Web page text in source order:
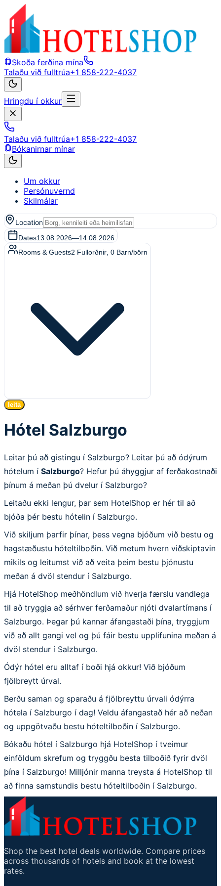
Skoða ferðina mína
Talaðu við fulltrúa+1 858-222-4037
Hringdu í okkur
Talaðu við fulltrúa+1 858-222-4037
Bókanirnar mínar
Um okkur
Persónuvernd
Skilmálar
Location
Dates13.08.2026—14.08.2026
Rooms & Guests2 Fullorðnir 0 Barn/börn
leita
Hótel Salzburgo
Leitar þú að gistingu í Salzburgo? Leitar þú að ódýrum
hótelum í Salzburgo? Hefur þú áhyggjur af ferðakostnaði
þínum á meðan þú dvelur í Salzburgo?
Leitaðu ekki lengur, þar sem HotelShop er hér til að
bjóða þér bestu hótelin í Salzburgo.
Við skiljum þarfir þínar, þess vegna bjóðum við bestu og
hagstæðustu hóteltilboðin. Við metum hvern viðskiptavin
mikils og leitumst við að veita þeim bestu þjónustu
meðan á dvöl stendur í Salzburgo.
Hjá HotelShop meðhöndlum við hverja færslu vandlega
til að tryggja að sérhver ferðamaður njóti dvalartímans í
Salzburgo. Þegar þú kannar áfangastaði þína, tryggjum
við að allt gangi vel og þú fáir bestu upplifunina meðan á
dvöl stendur í Salzburgo.
Ódýr hótel eru alltaf í boði hjá okkur! Við bjóðum
fjölbreytt úrval.
Berðu saman og sparaðu á fjölbreyttu úrvali ódýrra
hótela í Salzburgo í dag! Veldu áfangastað hér að neðan
og uppgötvaðu bestu hóteltilboðin í Salzburgo.
Bókaðu hótel í Salzburgo hjá HotelShop í tveimur
einföldum skrefum og tryggðu besta tilboðið fyrir dvöl
þína í Salzburgo! Milljónir manna treysta á HotelShop til
að finna samstundis bestu hóteltilboðin í Salzburgo.
Shop the best hotel deals worldwide. Compare prices
across thousands of hotels and book at the lowest
rates.